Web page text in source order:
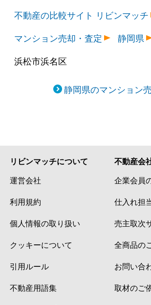
不動産の比較サイト リビンマッチ
マンション売却・査定
静岡県
浜松市浜名区
静岡県のマンション
リビンマッチについて
運営会社
利用規約
個人情報の取り扱い
クッキーについて
引用ルール
不動産用語集
不動産会
企業会員
仕入れ担
売主取次
全商品の
お問い合
取材のご